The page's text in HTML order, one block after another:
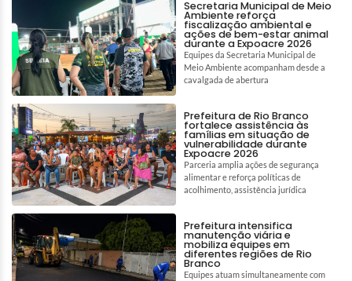
Secretaria Municipal de Meio
Ambiente reforça
fiscalização ambiental e
ações de bem-estar animal
durante a Expoacre 2026
Equipes da Secretaria Municipal de
Meio Ambiente acompanham desde a
cavalgada de abertura
Prefeitura de Rio Branco
fortalece assistência às
famílias em situação de
vulnerabilidade durante
Expoacre 2026
Parceria amplia ações de segurança
alimentar e reforça políticas de
acolhimento, assistência jurídica
Prefeitura intensifica
manutenção viária e
mobiliza equipes em
diferentes regiões de Rio
Branco
Equipes atuam simultaneamente com